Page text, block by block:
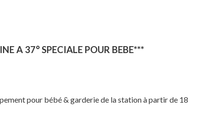
A 37° SPECIALE POUR BEBE***
pour bébé & garderie de la station à partir de 18